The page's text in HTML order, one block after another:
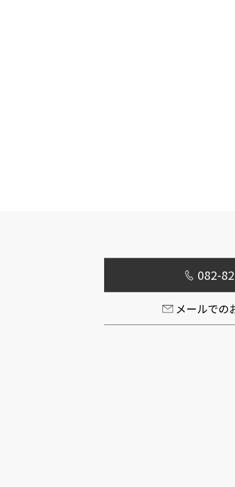
082-
メールでの